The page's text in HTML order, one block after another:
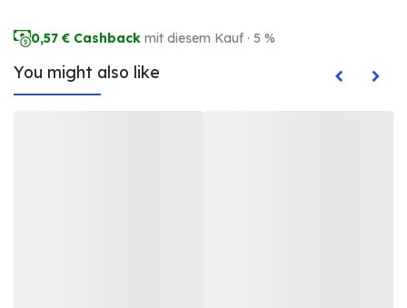
0,57 € Cashback mit diesem Kauf · 5 %
You might also like